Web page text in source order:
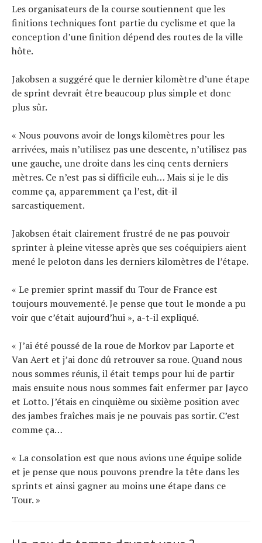
Les organisateurs de la course soutiennent que les
finitions techniques font partie du cyclisme et que la
conception d’une finition dépend des routes de la ville
hôte.
Jakobsen a suggéré que le dernier kilomètre d’une étape
de sprint devrait être beaucoup plus simple et donc
plus sûr.
« Nous pouvons avoir de longs kilomètres pour les
arrivées, mais n’utilisez pas une descente, n’utilisez pas
une gauche, une droite dans les cinq cents derniers
mètres. Ce n’est pas si difficile euh… Mais si je le dis
comme ça, apparemment ça l’est, dit-il
sarcastiquement.
Jakobsen était clairement frustré de ne pas pouvoir
sprinter à pleine vitesse après que ses coéquipiers aient
mené le peloton dans les derniers kilomètres de l’étape.
« Le premier sprint massif du Tour de France est
toujours mouvementé. Je pense que tout le monde a pu
voir que c’était aujourd’hui », a-t-il expliqué.
« J’ai été poussé de la roue de Morkov par Laporte et
Van Aert et j’ai donc dû retrouver sa roue. Quand nous
nous sommes réunis, il était temps pour lui de partir
mais ensuite nous nous sommes fait enfermer par Jayco
et Lotto. J’étais en cinquième ou sixième position avec
des jambes fraîches mais je ne pouvais pas sortir. C’est
comme ça…
« La consolation est que nous avions une équipe solide
et je pense que nous pouvons prendre la tête dans les
sprints et ainsi gagner au moins une étape dans ce
Tour. »